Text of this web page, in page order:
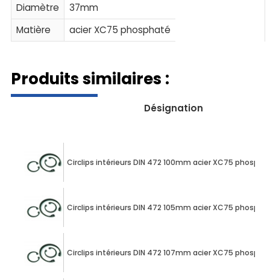
Diamètre
37mm
Matière
acier XC75 phosphaté
Produits similaires :
Désignation
Circlips intérieurs DIN 472 100mm acier XC75
Circlips intérieurs DIN 472 105mm acier XC75
Circlips intérieurs DIN 472 107mm acier XC75